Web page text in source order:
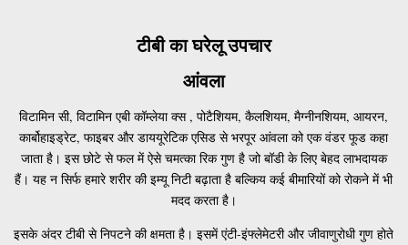
टीबी का घरेलू उपचार
आंवला
विटामिन सी, विटामिन एबी कॉम्लेया क्स , पोटैशियम, कैलशियम, मैग्नीनशियम, आयरन,
कार्बोहाइड्रेट, फाइबर और डाययूरेटिक एसिड से भरपूर आंवला को एक वंडर फूड कहा
जाता है। इस छोटे से फल में ऐसे चमत्का रिक गुण है जो बॉडी के लिए बेहद लाभदायक
हैं। यह न सिर्फ हमारे शरीर की इम्यू निटी बढ़ाता है बल्किय कई बीमारियों को रोकने में भी
मदद करता है।
इसके अंदर टीबी से निपटने की क्षमता है। इसमें एंटी-इंफ्लेमेटरी और जीवाणुरोधी गुण होते